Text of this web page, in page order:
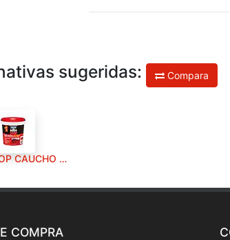
sugeridas: Compara
AGUASTOP CAUCHO FIBRAS GRIS 5KG
COMPRA